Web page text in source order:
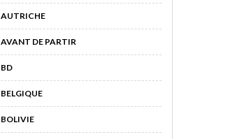
AUTRICHE
AVANT DE PARTIR
BD
BELGIQUE
BOLIVIE